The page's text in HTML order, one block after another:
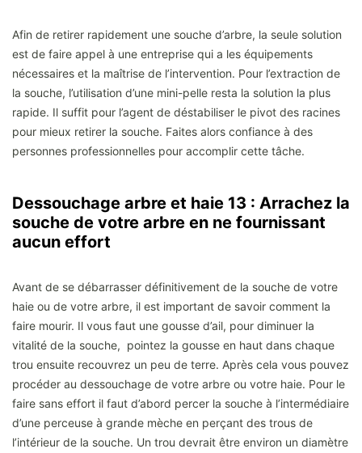
Afin de retirer rapidement une souche d’arbre, la seule solution
est de faire appel à une entreprise qui a les équipements
nécessaires et la maîtrise de l’intervention. Pour l’extraction de
la souche, l’utilisation d’une mini-pelle resta la solution la plus
rapide. Il suffit pour l’agent de déstabiliser le pivot des racines
pour mieux retirer la souche. Faites alors confiance à des
personnes professionnelles pour accomplir cette tâche.
Dessouchage arbre et haie 13 : Arrachez la
souche de votre arbre en ne fournissant
aucun effort
Avant de se débarrasser définitivement de la souche de votre
haie ou de votre arbre, il est important de savoir comment la
faire mourir. Il vous faut une gousse d’ail, pour diminuer la
vitalité de la souche, pointez la gousse en haut dans chaque
trou ensuite recouvrez un peu de terre. Après cela vous pouvez
procéder au dessouchage de votre arbre ou votre haie. Pour le
faire sans effort il faut d’abord percer la souche à l’intermédiaire
d’une perceuse à grande mèche en perçant des trous de
l’intérieur de la souche. Un trou devrait être environ un diamètre